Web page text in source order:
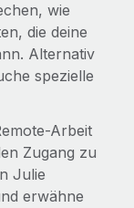
wie
die deine
Alternativ
spezielle
Arbeit
Zugang zu
Julie
erwähne